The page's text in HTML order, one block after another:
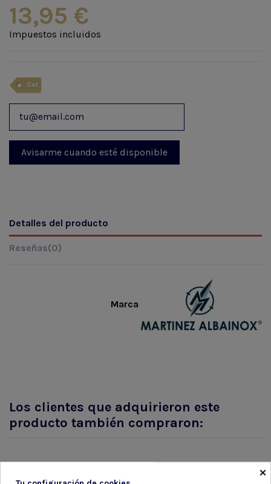
13,95 €
Impuestos incluidos
Set
Detalles del producto
Reseñas(0)
Marca
Los clientes que adquirieron este
producto también compraron:
×